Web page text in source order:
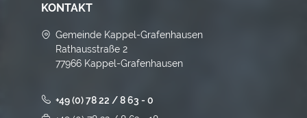
KONTAKT
Gemeinde Kappel-Grafenhausen
Rathausstraße 2
77966 Kappel-Grafenhausen
+49 (0) 78 22 / 8 63 - 0